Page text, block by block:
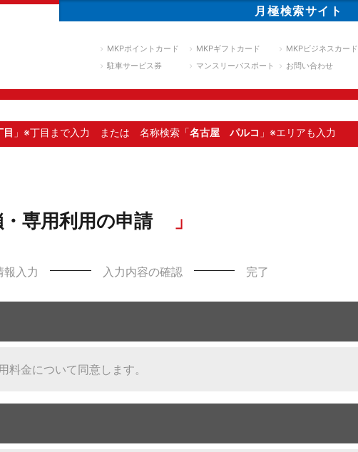
月極検索サイト
MKPポイントカード MKPギフトカード
MKPビジネスカード
駐車サービス券
マンスリーパスポート お問い合わせ
目 」※丁目まで入力 または 名称検索「名古屋 パルコ 」※エリアも入力
専用利用の申請
報入力 入力内容の確認 完了
料金について同意します。